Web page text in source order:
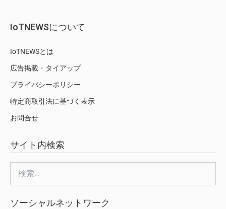
IoTNEWSについて
IoTNEWSとは
広告掲載・タイアップ
プライバシーポリシー
特定商取引法に基づく表示
お問合せ
サイト内検索
索:
ソーシャルネットワーク